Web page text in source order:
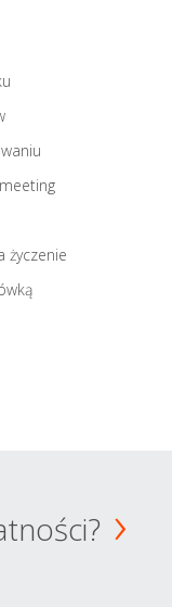
życzenie